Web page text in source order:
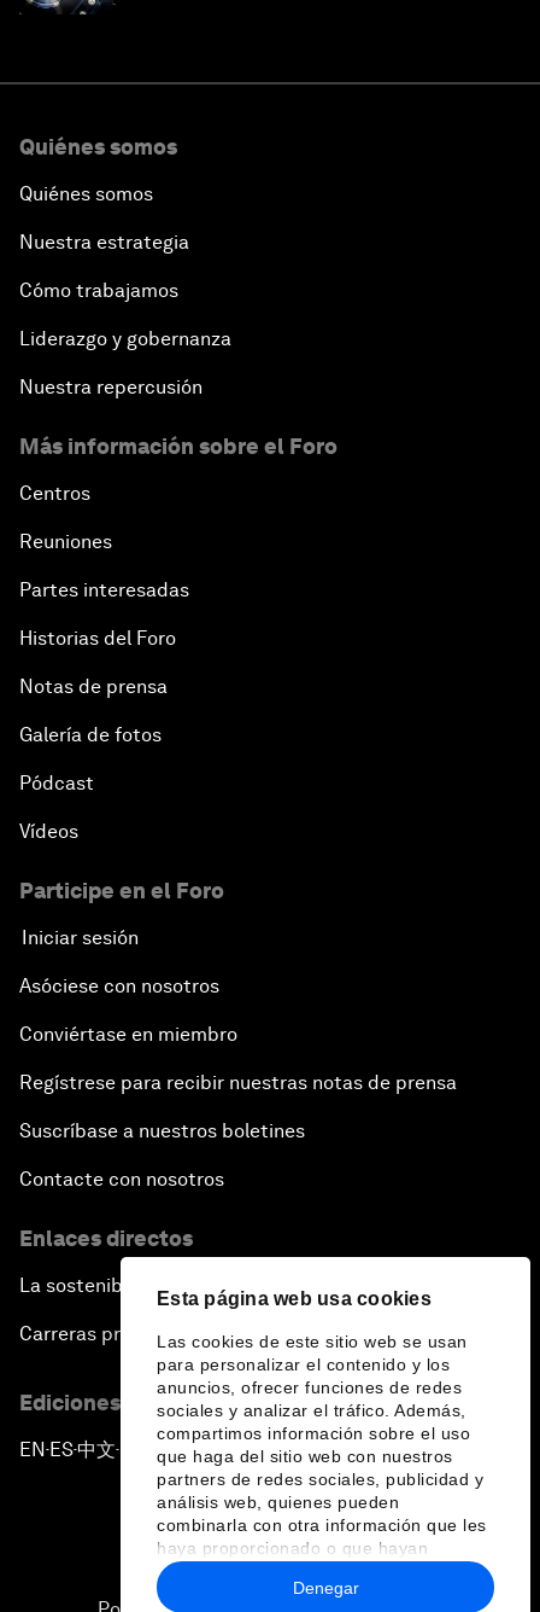
Esta página web usa cookies
Las cookies de este sitio web se usan
para personalizar el contenido y los
anuncios, ofrecer funciones de redes
sociales y analizar el tráfico. Además,
compartimos información sobre el uso
que haga del sitio web con nuestros
partners de redes sociales, publicidad y
análisis web, quienes pueden
combinarla con otra información que les
haya proporcionado o que hayan
recopilado a partir del uso que haya
hecho de sus servicios.
Denegar
Quiénes somos
Quiénes somos
Nuestra estrategia
Cómo trabajamos
Liderazgo y gobernanza
Nuestra repercusión
Más información sobre el Foro
Centros
Reuniones
Partes interesadas
Historias del Foro
Notas de prensa
Galería de fotos
Pódcast
Vídeos
Participe en el Foro
Iniciar sesión
Asóciese con nosotros
Conviértase en miembro
Regístrese para recibir nuestras notas de prensa
Suscríbase a nuestros boletines
Contacte con nosotros
Enlaces directos
La sostenibilidad en el Foro
Carreras profesionales
Ediciones en otros idiomas
EN ▪ES▪中文▪ 日本語